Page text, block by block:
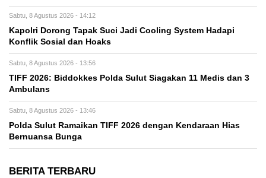
Sabtu, 8 Agustus 2026 - 14:12
Kapolri Dorong Tapak Suci Jadi Cooling System Hadapi
Konflik Sosial dan Hoaks
Sabtu, 8 Agustus 2026 - 13:56
TIFF 2026: Biddokkes Polda Sulut Siagakan 11 Medis dan 3
Ambulans
Sabtu, 8 Agustus 2026 - 13:46
Polda Sulut Ramaikan TIFF 2026 dengan Kendaraan Hias
Bernuansa Bunga
BERITA TERBARU